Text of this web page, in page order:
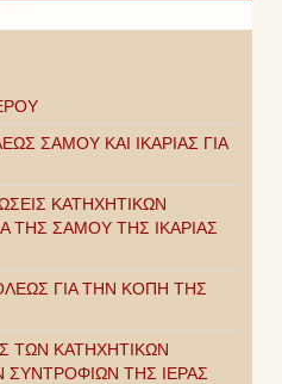
ΣΑΜΟΥ ΚΑΙ ΙΚΑΡΙΑΣ ΓΙΑ
ΚΑΤΗΧΗΤΙΚΩΝ
ΤΗΣ ΣΑΜΟΥ ΤΗΣ ΙΚΑΡΙΑΣ
ΓΙΑ ΤΗΝ ΚΟΠΗ ΤΗΣ
ΤΩΝ ΚΑΤΗΧΗΤΙΚΩΝ
ΣΥΝΤΡΟΦΙΩΝ ΤΗΣ ΙΕΡΑΣ